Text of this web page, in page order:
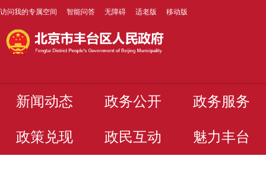
访问我的专属空间 智能问答 无障碍 适老版 移动版
新闻动态 政务公开 政务服务
政策兑现 政民互动 魅力丰台